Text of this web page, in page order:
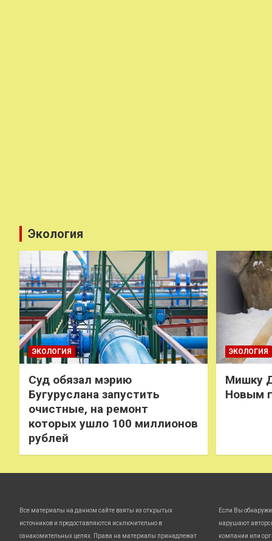
Экология
ЭКОЛОГИЯ
Суд обязал мэрию
Бугуруслана запустить
очистные, на ремонт
которых ушло 100 миллионов
рублей
ЭКОЛОГИЯ
Мишку
Новым
Все материалы на данном сайте взяты из открытых
источников и предоставляются исключительно в
ознакомительных целях. Права на материалы принадлежат
Если Вы
нарушают
компании или